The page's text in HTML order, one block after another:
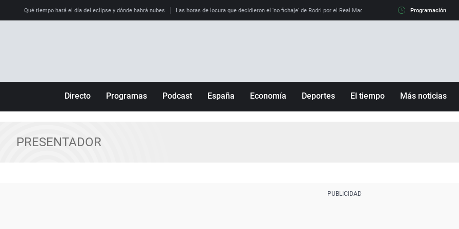
Qué tiempo hará el día del eclipse y dónde habrá nubes Las horas de locura que decidieron el 'no fichaje' de Rodri por el Real Madrid y su 'sí' al Barça La llamada
Programación
Directo Programas
Julia en la onda
Podcast España Economía Deportes El tiempo Más noticias
PRESENTADOR